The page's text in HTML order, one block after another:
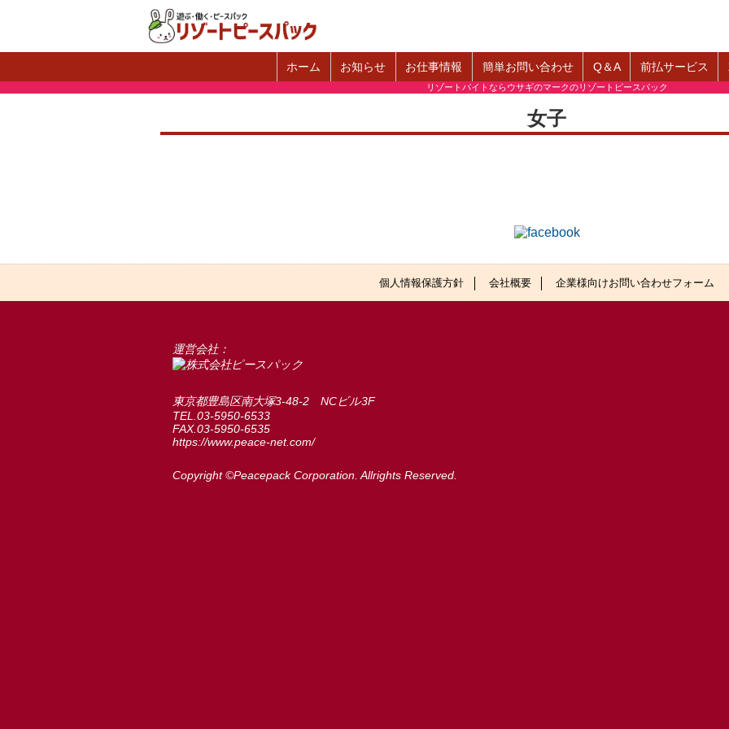
ホーム お知らせ お仕事情報 簡単お問い合わせ Q＆A 前払サービス
リゾートバイトならウサギのマークのリゾートピースパック
女子
個人情報保護方針 会社概要 企業様向けお問い合わせフォーム
運営会社：
東京都豊島区南大塚3-48-2 NCビル3F
TEL.03-5950-6533
FAX.03-5950-6535
https://www.peace-net.com/
Copyright ©Peacepack Corporation. Allrights Reserved.